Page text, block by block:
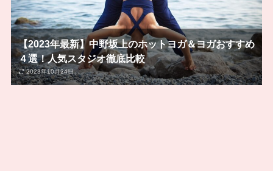
【2023年最新】中野坂上のホットヨガ＆ヨガおすすめ
４選！人気スタジオ徹底比較
2023年10月24日